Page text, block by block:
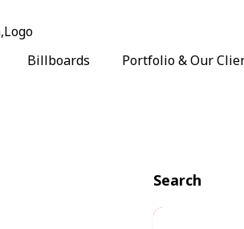
Billboards Portfolio & Our
Search